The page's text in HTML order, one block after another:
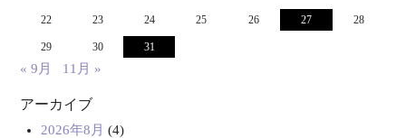
22 23 24 25 26 27 28
29 30 31
« 9月 11月 »
アーカイブ
2026年8月 (4)